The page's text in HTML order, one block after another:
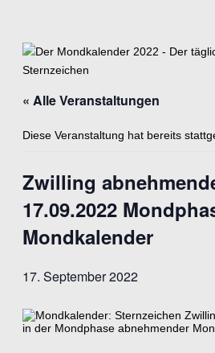
« Alle Veranstaltungen
Diese Veranstaltung hat bereits
Zwilling
17.09.2022
Mondkalender
17. September 2022